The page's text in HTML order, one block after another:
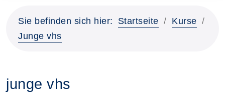
Sie befinden sich hier: Startseite
Kurse
Junge vhs
junge vhs